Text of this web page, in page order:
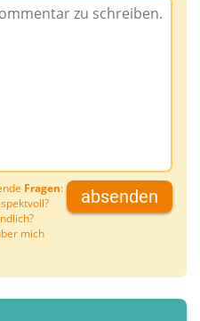
Fragen:
mich
absenden